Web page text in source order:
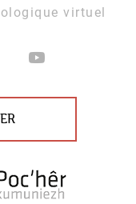
virtuel